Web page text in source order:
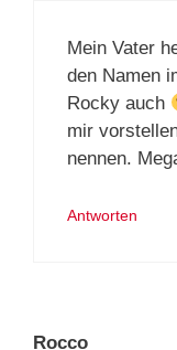
Mein Vater
den Namen
Rocky auch
mir
nennen.
Antworten
Rocco